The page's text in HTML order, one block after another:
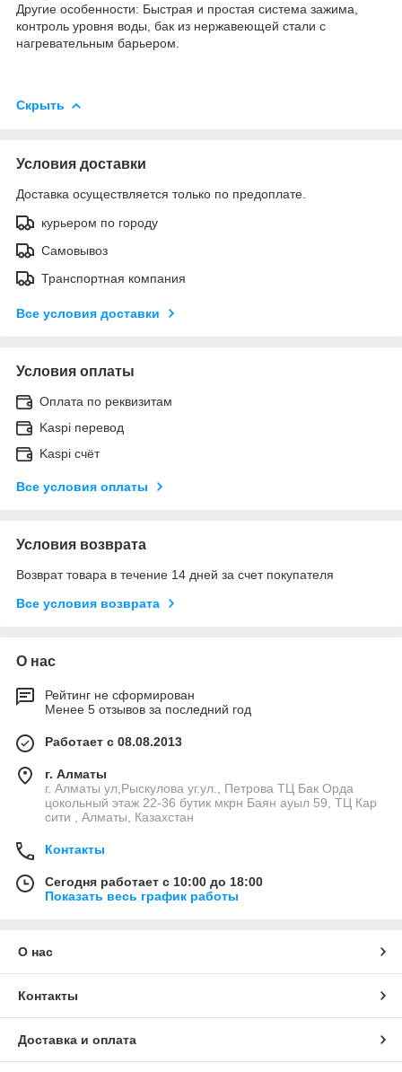
Другие особенности: Быстрая и простая система зажима,
контроль уровня воды, бак из нержавеющей стали с
нагревательным барьером.
Скрыть
Условия доставки
Доставка осуществляется только по предоплате.
курьером по городу
Самовывоз
Транспортная компания
Все условия доставки
Условия оплаты
Оплата по реквизитам
Kaspi перевод
Kaspi счёт
Все условия оплаты
Условия возврата
Возврат товара в течение 14 дней за счет покупателя
Все условия возврата
О нас
Рейтинг не сформирован
Менее 5 отзывов за последний год
Работает с 08.08.2013
г. Алматы
г. Алматы ул,Рыскулова уг.ул., Петрова ТЦ Бак Орда
цокольный этаж 22-36 бутик мкрн Баян ауыл 59, ТЦ Кар
сити , Алматы, Казахстан
Контакты
Сегодня работает с 10:00 до 18:00
Показать весь график работы
О нас
Контакты
Доставка и оплата